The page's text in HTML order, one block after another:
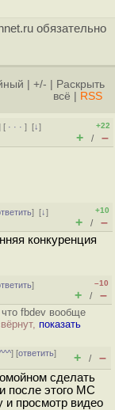
обязательно
+/-
Раскрыть
всё
RSS
[ · · ·][↓]
+22
+ / –
][↓]
+10
+ / –
конкуренция
]
–10
+ / –
fbdev вообще
показать
^^^] [ответить]
+ / –
сделать
после этого MC
и просмотр видео